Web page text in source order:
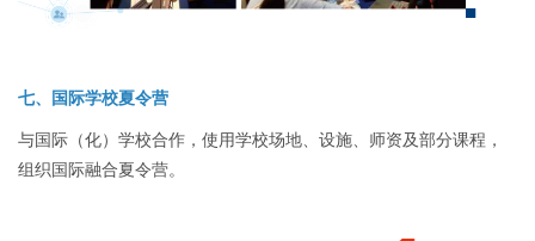
七、国际学校夏令营
与国际（化）学校合作，使用学校场地、设施、师资及部分课程，
组织国际融合夏令营。